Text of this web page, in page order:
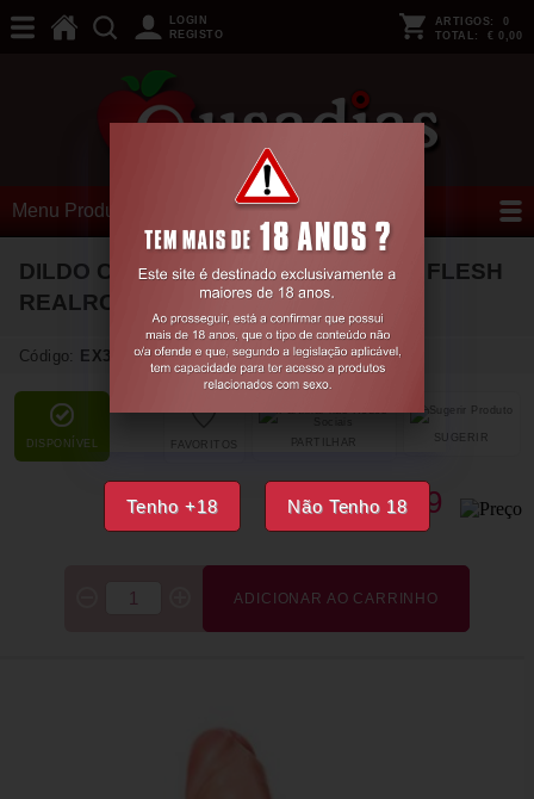
Tenho +18 Não Tenho 18
LOGIN
REGISTO
ARTIGOS: 0
TOTAL: € 0,00
Menu Produtos
DILDO CURVED REALISTIC 7 /18 CM FLESH
REALROCK
Código: EX37662
DISPONÍVEL SUGERIR
PARTILHAR
FAVORITOS
€15, 99
ADICIONAR AO CARRINHO